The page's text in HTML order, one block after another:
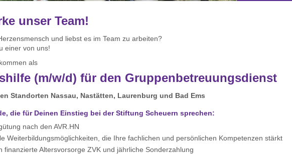
unser Team!
und liebst es im Team zu arbeiten?
einer von uns!
als
(m/w/d) für den Gruppenbetreuungsdienst
Standorten Nassau, Nastätten, Laurenburg und Bad Ems
die für Deinen Einstieg bei der Stiftung Scheuern sprechen:
nach den AVR.HN
Weiterbildungsmöglichkeiten, die Ihre fachlichen und persönlichen Kompetenzen stärkt
finanzierte Altersvorsorge ZVK und jährliche Sonderzahlung